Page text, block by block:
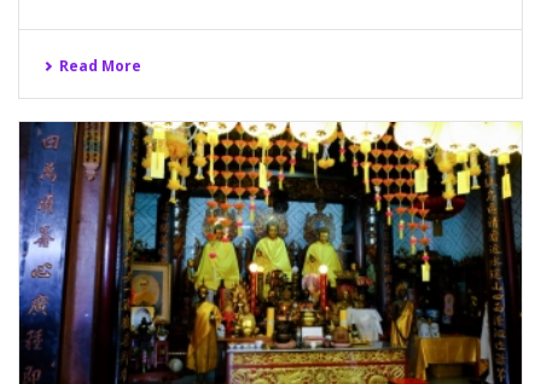
Read More